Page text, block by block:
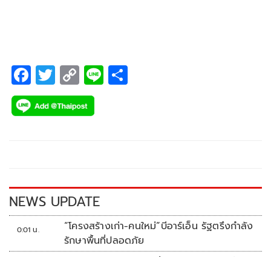
F
ac
e
k
T
wi
tt
C
o
p
k
Li
NEWS UPDATE
0:01 น.
“โครงสร้างเก่า-คนใหม่”บีอาร์เอ็น รัฐตรึงกำลัง
รักษาพื้นที่ปลอดภัย